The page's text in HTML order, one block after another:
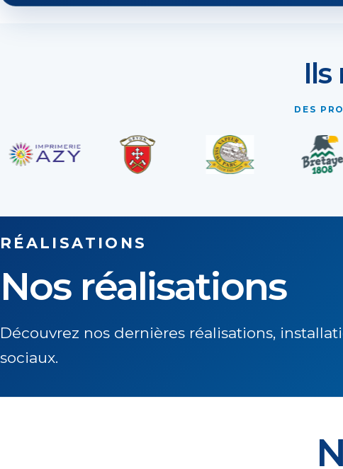
DES
RÉALISATIONS
Nos réalisations
Découvrez nos dernières réalisations,
sociaux.